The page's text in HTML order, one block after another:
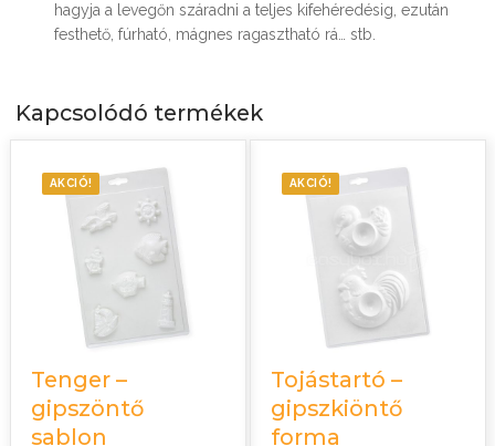
hagyja a levegőn száradni a teljes kifehéredésig, ezután
festhető, fúrható, mágnes ragasztható rá… stb.
Kapcsolódó termékek
AKCIÓ!
Tenger –
gipszöntő
sablon
AKCIÓ!
Tojástartó –
gipszkiöntő
forma